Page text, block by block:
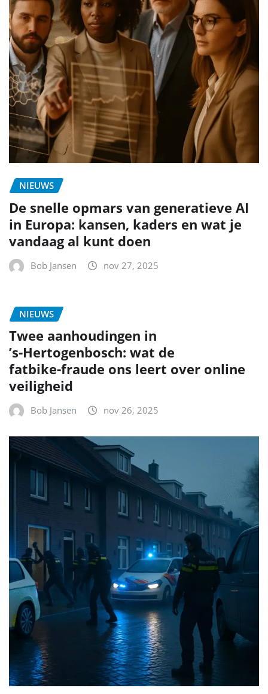
NIEUWS
De snelle opmars van generatieve AI
in Europa: kansen, kaders en wat je
vandaag al kunt doen
Bob Jansen nov 27, 2025
NIEUWS
Twee aanhoudingen in
’s‑Hertogenbosch: wat de
fatbike‑fraude ons leert over online
veiligheid
Bob Jansen nov 26, 2025